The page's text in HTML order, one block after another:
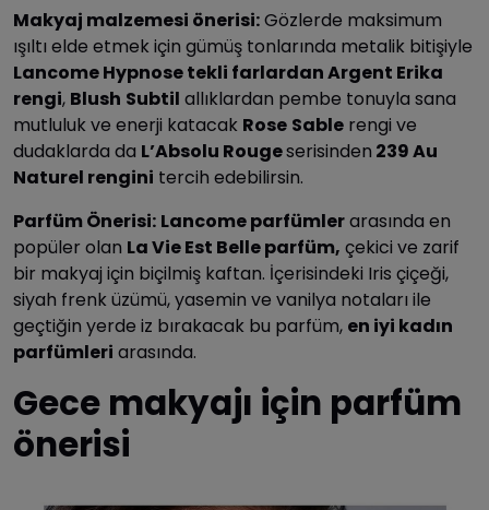
Makyaj malzemesi önerisi:Gözlerde maksimum
ışıltı elde etmek için gümüş tonlarında metalik bitişiyle
Lancome Hypnose tekli farlardan Argent Erika
rengi, Blush Subtil allıklardan pembe tonuyla sana
mutluluk ve enerji katacak Rose Sable rengi ve
dudaklarda da L’Absolu Rougeserisinden 239 Au
Naturel rengini tercih edebilirsin.
Parfüm Önerisi: Lancome parfümlerarasında en
popüler olan La Vie Est Belle parfüm, çekici ve zarif
bir makyaj için biçilmiş kaftan. İçerisindeki Iris çiçeği,
siyah frenk üzümü, yasemin ve vanilya notaları ile
geçtiğin yerde iz bırakacak bu parfüm, en iyi kadın
parfümleri arasında.
Gece makyajı için parfüm
önerisi